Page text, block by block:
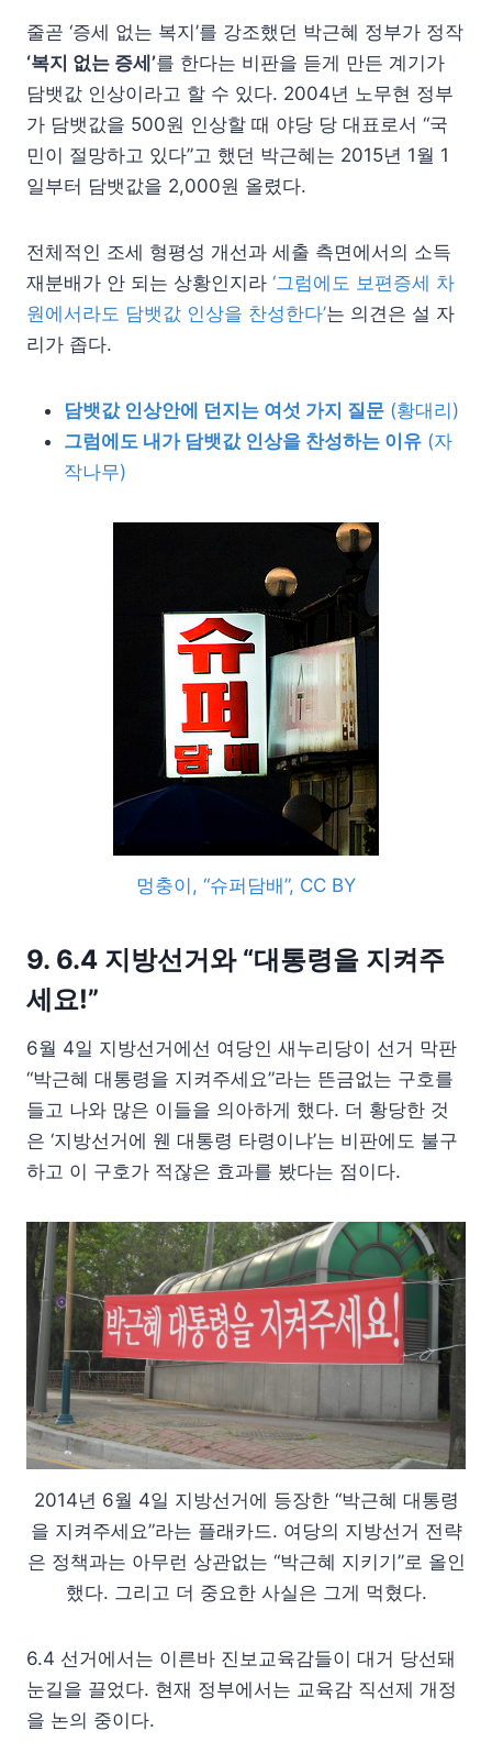
줄곧 ‘증세 없는 복지’를 강조했던 박근혜 정부가 정작
‘복지 없는 증세’를 한다는 비판을 듣게 만든 계기가
담뱃값 인상이라고 할 수 있다. 2004년 노무현 정부
가 담뱃값을 500원 인상할 때 야당 당 대표로서 “국
민이 절망하고 있다”고 했던 박근혜는 2015년 1월 1
일부터 담뱃값을 2,000원 올렸다.
전체적인 조세 형평성 개선과 세출 측면에서의 소득
재분배가 안 되는 상황인지라 ‘그럼에도 보편증세 차
원에서라도 담뱃값 인상을 찬성한다’는 의견은 설 자
리가 좁다.
담뱃값 인상안에 던지는 여섯 가지 질문 (황대리)
그럼에도 내가 담뱃값 인상을 찬성하는 이유 (자
작나무)
멍충이, “슈퍼담배”, CC BY
9. 6.4 지방선거와 “대통령을 지켜주
세요!”
6월 4일 지방선거에선 여당인 새누리당이 선거 막판
“박근혜 대통령을 지켜주세요”라는 뜬금없는 구호를
들고 나와 많은 이들을 의아하게 했다. 더 황당한 것
은 ‘지방선거에 웬 대통령 타령이냐’는 비판에도 불구
하고 이 구호가 적잖은 효과를 봤다는 점이다.
2014년 6월 4일 지방선거에 등장한 “박근혜 대통령
을 지켜주세요”라는 플래카드. 여당의 지방선거 전략
은 정책과는 아무런 상관없는 “박근혜 지키기”로 올인
했다. 그리고 더 중요한 사실은 그게 먹혔다.
6.4 선거에서는 이른바 진보교육감들이 대거 당선돼
눈길을 끌었다. 현재 정부에서는 교육감 직선제 개정
을 논의 중이다.